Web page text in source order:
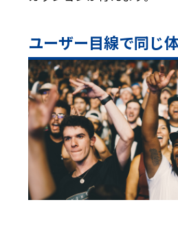
ユーザー目線で同じ